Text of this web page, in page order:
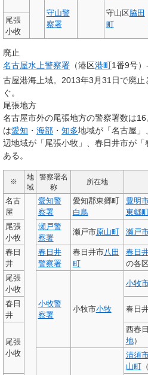
守山警
察署
守山区脇田
町
尾張
小牧
廃止
名古屋水上警察署 （港区港町1番9号
古屋港海上域。2013年3月31日で廃止
ぐ。
尾張地方
名古屋市外の尾張地方の警察署数は
は愛知 ・ 海部 ・ 知多地域が「名古屋」
辺地域が「尾張小牧」、春日井市が
ある。
※
地
域
警察署名
称
所在地
名古
屋
愛知警
察署
愛知郡東郷町
白鳥
豊明
東郷
尾張
小牧
瀬戸警
察署
瀬戸市原山町 瀬戸
春日
井
春日井
警察署
春日井市八田
町
春日
の各
尾張
小牧
小牧警
察署
小牧市小牧
小牧
春日
井
春日
尾張
小牧
西春
地）
清須
山町